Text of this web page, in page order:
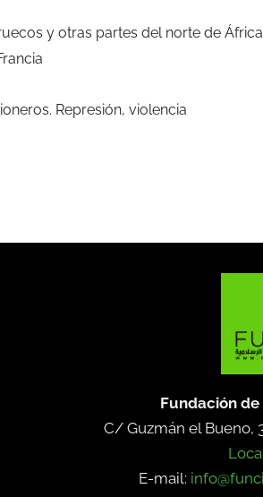
y otras partes del norte de África
Represión, violencia
Fundación
C/ Guzmán el Bueno,
E-mail: